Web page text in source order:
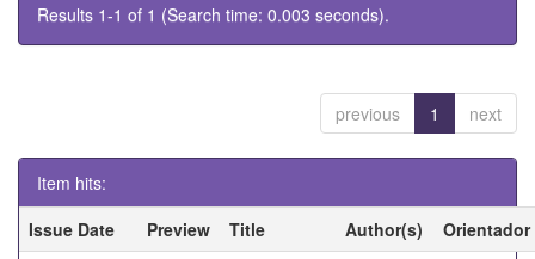
Results 1-1 of 1 (Search time: 0.003 seconds).
previous 1 next
Item hits:
Issue Date
Preview Title Author(s)
Orientador